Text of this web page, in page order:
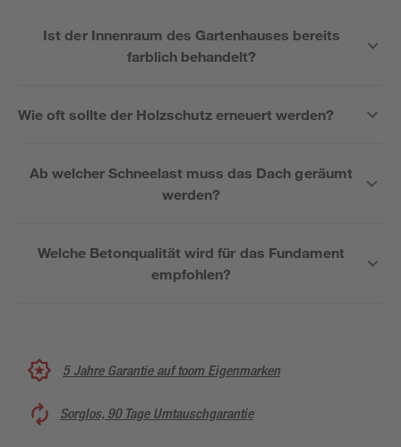
Ist der Innenraum des Gartenhauses bereits
farblich behandelt?
Wie oft sollte der Holzschutz erneuert werden?
Ab welcher Schneelast muss das Dach geräumt
werden?
Welche Betonqualität wird für das Fundament
empfohlen?
5 Jahre Garantie auf toom Eigenmarken
Sorglos, 90 Tage Umtauschgarantie